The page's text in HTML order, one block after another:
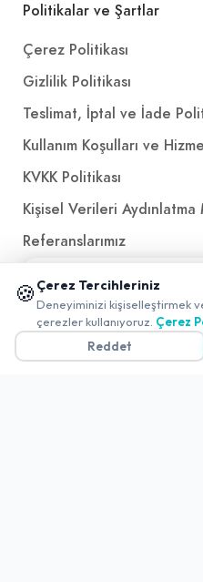
Politikalar ve Şartlar
Çerez Politikası
Gizlilik Politikası
Teslimat, İptal ve İade
Kullanım Koşulları ve
KVKK Politikası
Kişisel Verileri Aydınlatma
Referanslarımız
İletişim
E-Posta
Dokuz Eylül Üniversitesi
🍪 Çerez Tercihleriniz
Deneyiminizi kişiselleştirmek
çerezler kullanıyoruz. Çerez
Reddet
📱 Mobil uygulamamızı